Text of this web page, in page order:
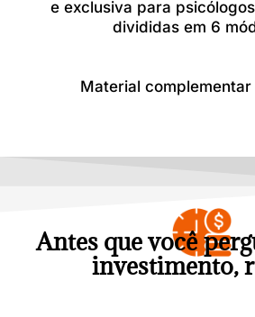
e exclusiva para
divididas em 6
Material complementar
Antes que você
investimento,